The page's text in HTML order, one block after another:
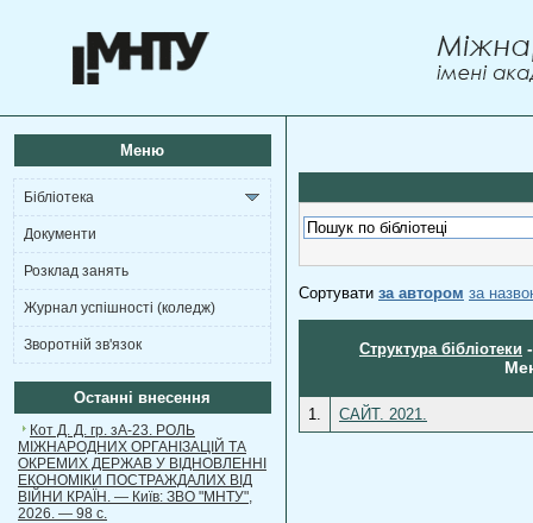
Меню
Бібліотека
Документи
Розклад занять
Журнал успішності (коледж)
Зворотній зв'язок
Останні внесення
Кот Д. Д. гр. зА-23. РОЛЬ
МІЖНАРОДНИХ ОРГАНІЗАЦІЙ ТА
ОКРЕМИХ ДЕРЖАВ У ВІДНОВЛЕННІ
ЕКОНОМІКИ ПОСТРАЖДАЛИХ ВІД
ВІЙНИ КРАЇН. — Київ: ЗВО "МНТУ",
2026. — 98 с.
Сортувати за автором за
Структура бібліотеки
1. САЙТ. 2021.